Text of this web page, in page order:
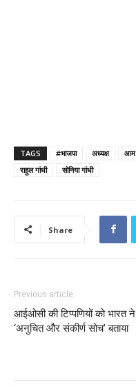
TAGS #भाजपा अध्यक्ष आम
राहुल गांधी
सोनिया गांधी
Share
Previous article
आईओसी की टिप्पणियों को भारत ने
‘अनुचित और संकीर्ण सोच’ बताया